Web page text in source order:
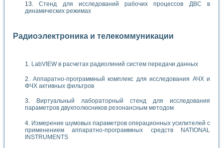
Стенд для исследований рабочих процессов ДВС в
динамических режимах
Радиоэлектроника и телекоммуникации
LabVIEW в расчетах радиолиний систем передачи данных
Аппаратно-программный комплекс для исследования АЧХ и
ФЧХ активных фильтров
Виртуальный лабораторный стенд для исследования
параметров двухполюсников резонансным методом
Измерение шумовых параметров операционных усилителей с
применением аппаратно-программных средств NATIONAL
INSTRUMENTS